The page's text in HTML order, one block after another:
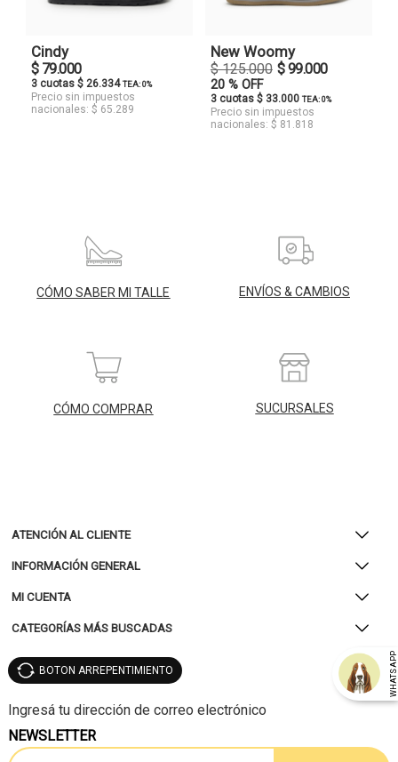
Cindy
$ 79.000
3 cuotas $ 26.334TEA: 0%
Precio sin impuestos
nacionales: $ 65.289
New Woomy
$ 125.000 $ 99.000
20 % OFF
3 cuotas $ 33.000 TEA: 0%
Precio sin impuestos
nacionales: $ 81.818
CÓMO SABER MI TALLE ENVÍOS & CAMBIOS
CÓMO COMPRAR SUCURSALES
ATENCIÓN AL CLIENTE
INFORMACIÓN GENERAL
MI CUENTA
CATEGORÍAS MÁS BUSCADAS
WHATSAPP
BOTON ARREPENTIMIENTO
NEWSLETTER